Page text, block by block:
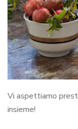
Vi aspettiamo
insieme!